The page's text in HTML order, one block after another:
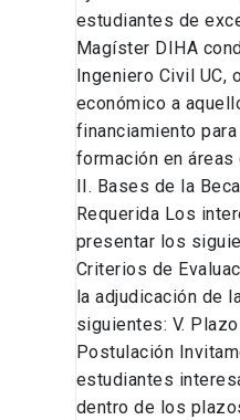
estudiantes de
Magíster DIHA
Ingeniero Civil UC,
económico a
financiamiento
formación en
II. Bases de la
Requerida Los
presentar los
Criterios de
la adjudicación de
siguientes: V.
Postulación
estudiantes
dentro de los